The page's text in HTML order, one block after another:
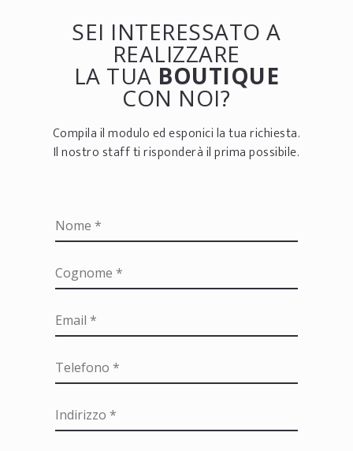
SEI INTERESSATO A
REALIZZARE
LA TUA BOUTIQUE
CON NOI?
Compila il modulo ed esponici la tua richiesta.
Il nostro staff ti risponderà il prima possibile.